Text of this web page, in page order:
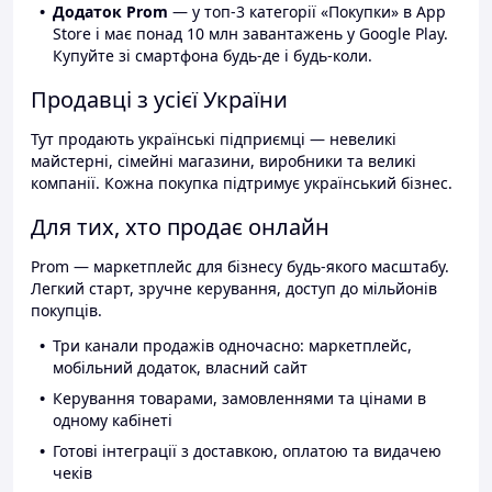
Додаток Prom — у топ-3 категорії «Покупки» в App
Store і має понад 10 млн завантажень у Google Play.
Купуйте зі смартфона будь-де і будь-коли.
Продавці з усієї України
Тут продають українські підприємці — невеликі
майстерні, сімейні магазини, виробники та великі
компанії. Кожна покупка підтримує український бізнес.
Для тих, хто продає онлайн
Prom — маркетплейс для бізнесу будь-якого масштабу.
Легкий старт, зручне керування, доступ до мільйонів
покупців.
Три канали продажів одночасно: маркетплейс,
мобільний додаток, власний сайт
Керування товарами, замовленнями та цінами в
одному кабінеті
Готові інтеграції з доставкою, оплатою та видачею
чеків